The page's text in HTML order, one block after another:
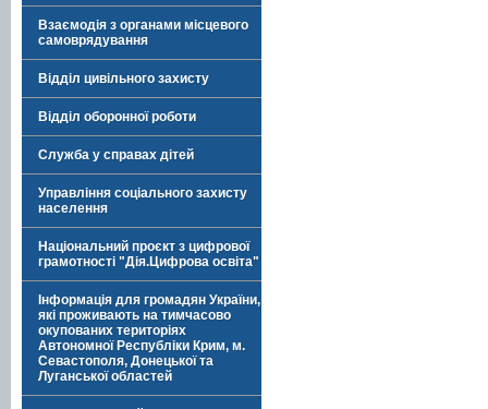
Взаємодія з органами місцевого
самоврядування
Відділ цивільного захисту
Відділ оборонної роботи
Служба у справах дітей
Управління соціального захисту
населення
Національний проєкт з цифрової
грамотності "Дія.Цифрова освіта"
Інформація для громадян України,
які проживають на тимчасово
окупованих територіях
Автономної Республіки Крим, м.
Севастополя, Донецької та
Луганської областей